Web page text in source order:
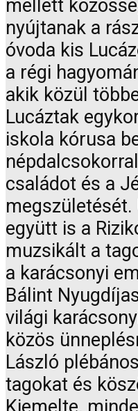
mellett
nyújtanak a
óvoda kis
a régi
akik közül
Lucáztak
iskola kórusa
családot és a
együtt is a
muzsikált a
a karácsonyi
Bálint
világi
közös
László
tagokat és